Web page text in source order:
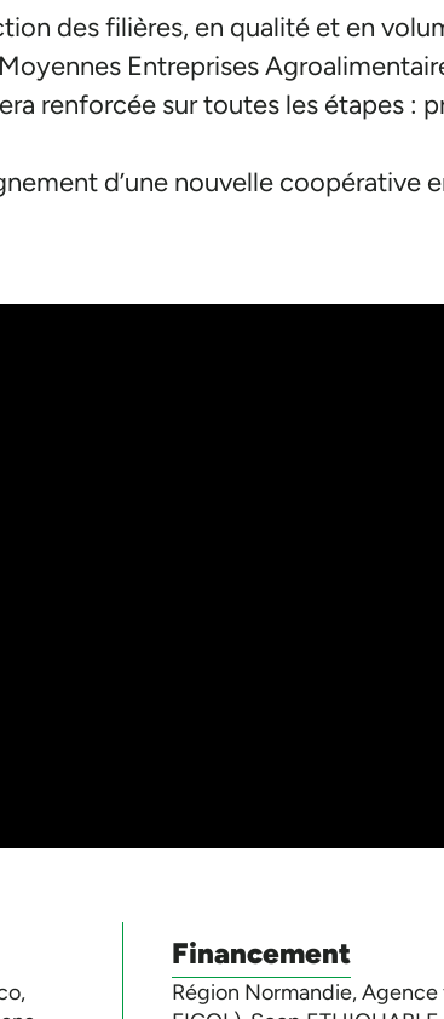
des filières, en qualité et en
Entreprises
renforcée sur toutes les étapes :
d’une nouvelle coopérative
Financement
Région Normandie,